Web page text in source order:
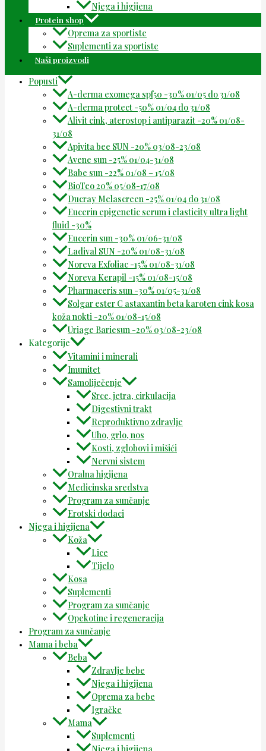
Njega i higijena
Protein shop
Oprema za sportiste
Suplementi za sportiste
Naši proizvodi
Popusti
A-derma exomega spf50 -30% 01/05 do 31/08
A-derma protect -50% 01/04 do 31/08
Alivit cink, aterostop i antiparazit -20% 01/08-
31/08
Apivita bee SUN -20% 03/08-23/08
Avene sun -25% 01/04-31/08
Babe sun -22% 01/08 – 15/08
BioTeo 20% 05/08-17/08
Ducray Melascreen -25% 01/04 do 31/08
Eucerin epigenetic serum i elasticity ultra light
fluid -30%
Eucerin sun -30% 01/06-31/08
Ladival SUN -20% 01/08-31/08
Noreva Exfoliac -15% 01/08-31/08
Noreva Kerapil -15% 01/08-15/08
Pharmaceris sun -30% 01/05-31/08
Solgar ester C astaxantin beta karoten cink kosa
koža nokti -20% 01/08-15/08
Uriage Bariesun -20% 03/08-23/08
Kategorije
Vitamini i minerali
Imunitet
Samoliječenje
Srce, jetra, cirkulacija
Digestivni trakt
Reproduktivno zdravlje
Uho, grlo, nos
Kosti, zglobovi i mišići
Nervni sistem
Oralna higijena
Medicinska sredstva
Program za sunčanje
Erotski dodaci
Njega i higijena
Koža
Lice
Tijelo
Kosa
Suplementi
Program za sunčanje
Opekotine i regeneracija
Program za sunčanje
Mama i beba
Beba
Zdravlje bebe
Njega i higijena
Oprema za bebe
Igračke
Mama
Suplementi